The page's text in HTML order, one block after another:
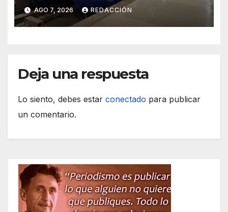
AGO 7, 2026 REDACCIÓN
Deja una respuesta
Lo siento, debes estar conectado para publicar
un comentario.